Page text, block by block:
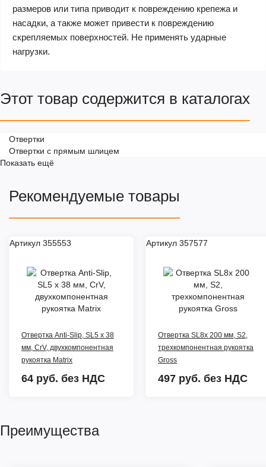
размеров или типа приводит к повреждению крепежа и
насадки, а также может привести к повреждению
скрепляемых поверхностей. Не применять ударные
нагрузки.
Этот товар содержится в каталогах
Отвертки
Отвертки с прямым шлицем
Показать ещё
Рекомендуемые товары
Артикул 355553
Отвертка Anti-Slip, SL5 х 38
мм, CrV, двухкомпонентная
рукоятка Matrix
64 руб. без НДС
Артикул 357577
Отвертка SL8x 200 мм, S2,
трехкомпонентная рукоятка
Gross
497 руб. без НДС
Преимущества